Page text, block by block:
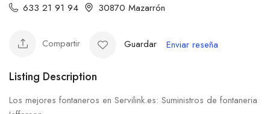
633 21 91 94 30870 Mazarrón
Compartir Guardar Enviar reseña
Listing Description
Los mejores fontaneros en Servilink.es: Suministros de fontaneria